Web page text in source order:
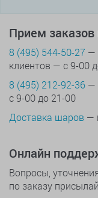
Прием
8 (495) 544-50-27 —
клиентов — с 9-00
8 (495) 212-92-36 —
с 9-00 до 21-00
Доставка шаров —
Онлайн
Вопросы,
по заказу